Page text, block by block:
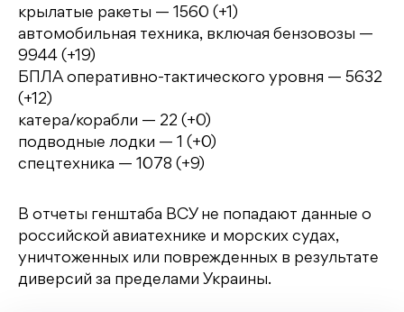
крылатые ракеты — 1560 (+1)
автомобильная техника, включая бензовозы —
9944 (+19)
БПЛА оперативно-тактического уровня — 5632
(+12)
катера/корабли — 22 (+0)
подводные лодки — 1 (+0)
спецтехника — 1078 (+9)
В отчеты генштаба ВСУ не попадают данные о
российской авиатехнике и морских судах,
уничтоженных или поврежденных в результате
диверсий за пределами Украины.